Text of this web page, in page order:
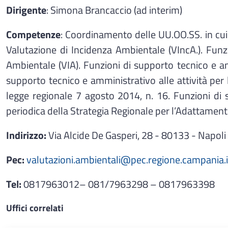
Dirigente: Simona Brancaccio (ad interim)
Competenze: Coordinamento delle UU.OO.SS. in
Valutazione di Incidenza Ambientale (VIncA.).
Ambientale (VIA). Funzioni di supporto tecnico e
supporto tecnico e amministrativo alle attività per
legge regionale 7 agosto 2014, n. 16. Funzioni
periodica della Strategia Regionale per
Indirizzo:Via Alcide De Gasperi, 28 - 80133 - Napoli
Pec:
Tel:0817963012– 081/7963298 – 0817963398
Uffici correlati